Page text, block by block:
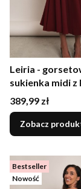
Leiria -
sukienka midi
bordowa
Cena
389,99 zł
Zobacz
Bestseller
Nowość